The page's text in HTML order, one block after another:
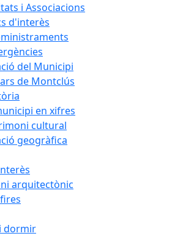
i Associacions
d'interès
del Municipi
de Montclús
en xifres
cultural
geogràfica
arquitectònic
dormir